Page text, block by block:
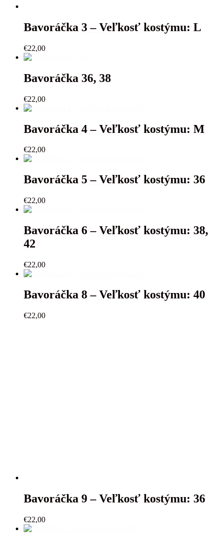
Bavoráčka 3 – Veľkosť kostýmu: L
€22,00
Bavoráčka 36, 38
€22,00
Bavoráčka 4 – Veľkosť kostýmu: M
€22,00
Bavoráčka 5 – Veľkosť kostýmu: 36
€22,00
Bavoráčka 6 – Veľkosť kostýmu: 38,
42
€22,00
Bavoráčka 8 – Veľkosť kostýmu: 40
€22,00
Bavoráčka 9 – Veľkosť kostýmu: 36
€22,00